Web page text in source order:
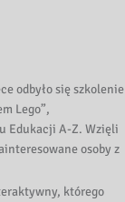
odbyło się szkolenie
Lego”,
Edukacji A-Z. Wzięli
osoby z
którego